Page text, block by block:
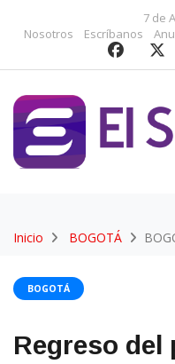
7 de
Nosotros
Escríbanos
Inicio BOGOTÁ
BOGOTÁ
Regreso del